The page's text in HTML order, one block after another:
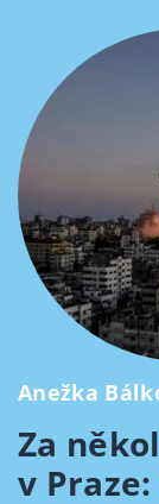
Anežka
Za
v